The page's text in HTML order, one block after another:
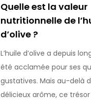
Quelle est la valeur
nutritionnelle de
d’olive ?
L’huile d’olive a depuis
été acclamée pour ses
gustatives. Mais au-delà
délicieux arôme, ce